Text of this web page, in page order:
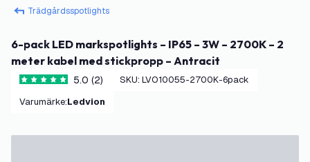
Trädgårdsspotlights
6-pack LED markspotlights – IP65 – 3W – 2700K – 2
meter kabel med stickpropp – Antracit
5 stjärnbetyg5.0 (2) SKU: LVO10055-2700K-6pack
Varumärke: Ledvion